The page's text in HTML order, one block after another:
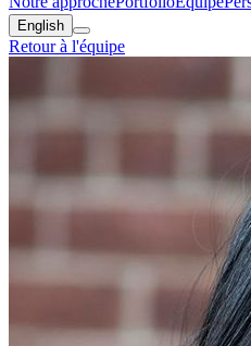
English
Retour à l'équipe